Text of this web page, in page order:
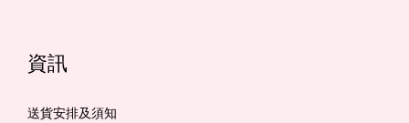
資訊
送貨安排及須知